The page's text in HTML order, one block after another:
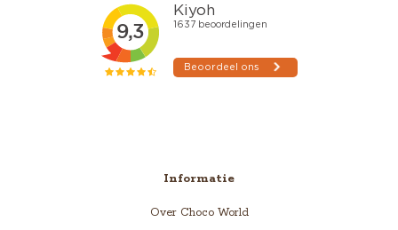
Informatie
Over Choco World